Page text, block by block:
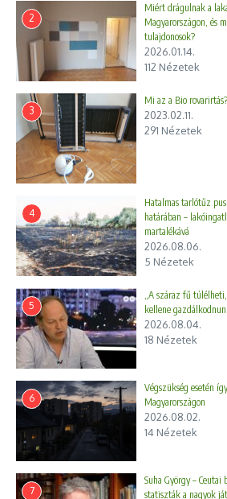
2
Miért drágulnak a
Magyarországon, és
tulajdonosok?
2026.01.14.
112 Nézetek
3
Mi az a Bio rovarirtás?
2023.02.11.
291 Nézetek
4
Hatalmas tarlótűz
határában –
martalékává
2026.08.06.
5 Nézetek
5
„A száraz fű
kellene
2026.08.04.
18 Nézetek
6
Végszükség esetén
Magyarországon
2026.08.02.
14 Nézetek
7
Suha György – Ceutai
statiszták a nagyok